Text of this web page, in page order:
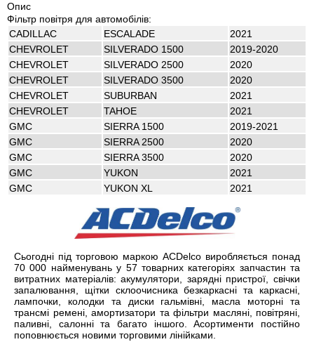
Опис
Фільтр повітря для автомобілів:
CADILLAC
ESCALADE
2021
CHEVROLET
SILVERADO 1500
2019-2020
CHEVROLET
SILVERADO 2500
2020
CHEVROLET
SILVERADO 3500
2020
CHEVROLET
SUBURBAN
2021
CHEVROLET
TAHOE
2021
GMC
SIERRA 1500
2019-2021
GMC
SIERRA 2500
2020
GMC
SIERRA 3500
2020
GMC
YUKON
2021
GMC
YUKON XL 2021
Сьогодні під торговою маркою ACDelco виробляється понад
70 000 найменувань у 57 товарних категоріях запчастин та
витратних матеріалів: акумулятори, зарядні пристрої, свічки
запалювання, щітки склоочисника безкаркасні та каркасні,
лампочки, колодки та диски гальмівні, масла моторні та
трансмі ремені, амортизатори та фільтри масляні, повітряні,
паливні, салонні та багато іншого. Асортименти постійно
поповнюється новими торговими лінійками.